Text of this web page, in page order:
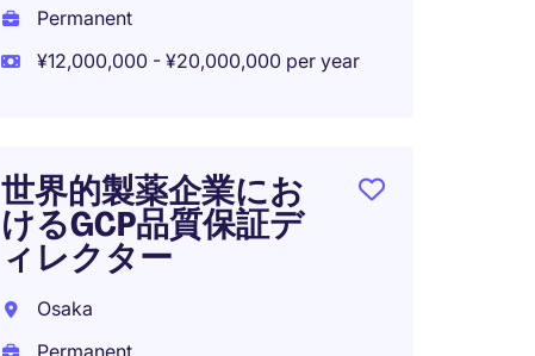
Permanent
¥12,000,000 - ¥20,000,000 per year
世界的製薬企業にお
けるGCP品質保証デ
ィレクター
Osaka
Permanent